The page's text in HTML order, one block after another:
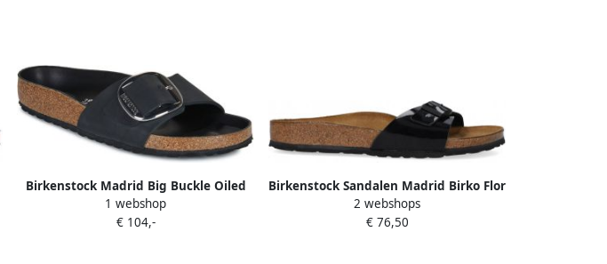
Birkenstock Madrid Big Buckle Oiled
Leather Zwart Regular-fit Dames
Slippers –
1 webshop
€ 104,-
Birkenstock Sandalen Madrid Birko Flor
Patent Etroit Zwart Unisex
2 webshops
€ 76,50